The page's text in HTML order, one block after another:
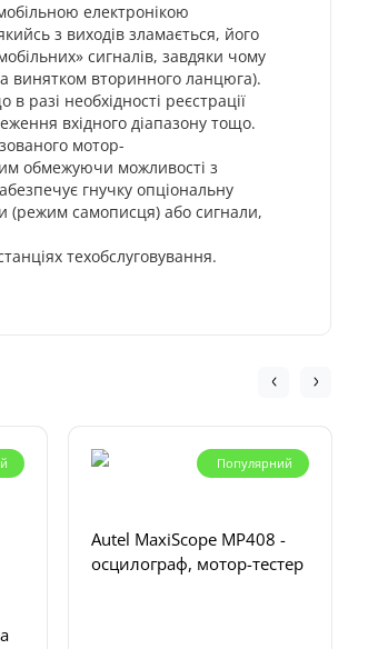
електронікою
з виходів зламається, його
сигналів, завдяки чому
винятком вторинного ланцюга).
разі необхідності реєстрації
вхідного діапазону тощо.
мотор-
обмежуючи можливості з
гнучку опціональну
(режим самописця) або сигнали,
техобслуговування.
Популярний
Autel MaxiScope MP408 -
осцилограф, мотор-тестер